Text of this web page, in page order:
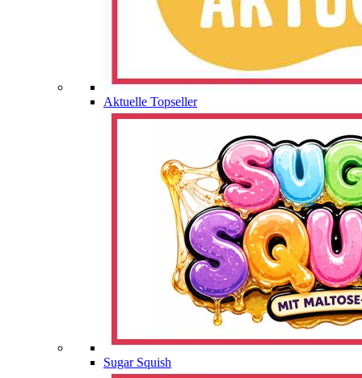
Aktuelle Topseller
Sugar Squish